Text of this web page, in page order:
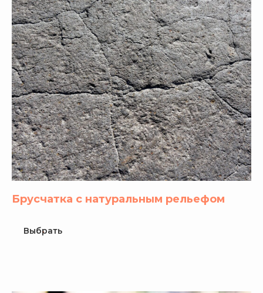
Брусчатка с натуральным рельефом
Выбрать